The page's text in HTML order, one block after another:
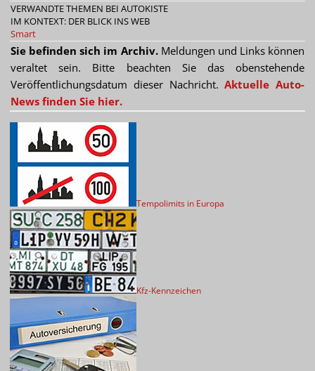
VERWANDTE THEMEN BEI AUTOKISTE
IM KONTEXT: DER BLICK INS WEB
Smart
Sie befinden sich im Archiv.Meldungen und Links können
veraltet sein. Bitte beachten Sie das obenstehende
Veröffentlichungsdatum dieser Nachricht.Aktuelle Auto-
News finden Sie hier.
Tempolimits in Europa
Kfz-Kennzeichen